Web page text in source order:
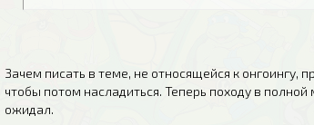
Зачем писать в теме, не относящейся к онгоингу,
чтобы потом насладиться. Теперь походу в
ожидал.